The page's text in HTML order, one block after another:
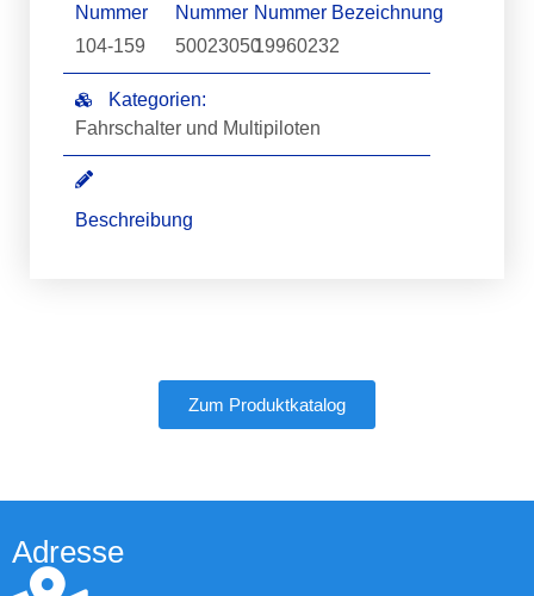
Nummer
104-159
Nummer
50023050
Nummer
19960232
Bezeichnung
Kategorien:
Fahrschalter und Multipiloten
Beschreibung
Zum Produktkatalog
Adresse